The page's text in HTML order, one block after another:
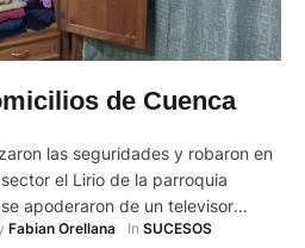
de Cuenca
las seguridades y robaron en
el Lirio de la parroquia
apoderaron de un televisor
400 dólares en efectivo. El delito
Fabian Orellana In SUCESOS